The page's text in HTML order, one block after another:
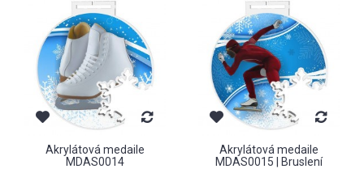
Akrylátová medaile
MDAS0014
Akrylátová medaile
MDAS0015 | Bruslení